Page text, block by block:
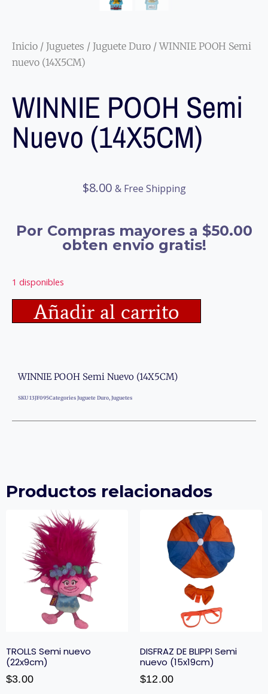
Inicio / Juguetes / Juguete Duro / WINNIE POOH Semi
nuevo (14X5CM)
WINNIE POOH Semi
Nuevo (14X5CM)
$8.00 & Free Shipping
Por Compras mayores a $50.00
obten envio gratis!
1 disponibles
Añadir al carrito
WINNIE POOH Semi Nuevo (14X5CM)
SKU 13JF095Categories Juguete Duro, Juguetes
Productos relacionados
TROLLS Semi nuevo
(22x9cm)
$3.00
DISFRAZ DE BLIPPI Semi
nuevo (15x19cm)
$12.00